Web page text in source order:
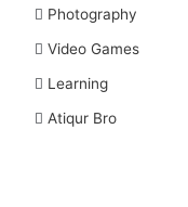
Photography
Video Games
Learning
Atiqur Bro